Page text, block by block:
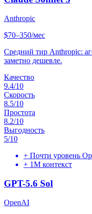
Anthropic
$70–350/мес
Средний тир Anthropic:
заметно дешевле.
Качество
9.4/10
Скорость
8.5/10
Простота
8.2/10
Выгодность
5/10
+ Почти уровень
+ 1M контекст
GPT-5.6 Sol
OpenAI